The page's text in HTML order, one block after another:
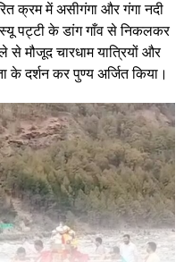
क्रम में असीगंगा और गंगा नदी
पट्टी के डांग गाँव से निकलकर
से मौजूद चारधाम यात्रियों और
के दर्शन कर पुण्य अर्जित किया।